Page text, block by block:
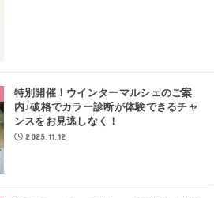
特別開催！ウインターマルシェのご案
内♪破格でカラー診断が体験できるチャ
ンスをお見逃しなく！
2025.11.12